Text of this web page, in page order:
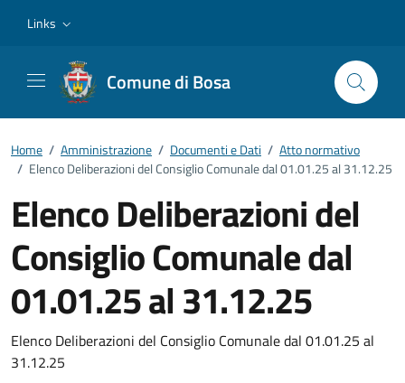
Links
Comune di Bosa
Home / Amministrazione / Documenti e Dati / Atto normativo
/ Elenco Deliberazioni del Consiglio Comunale dal 01.01.25 al 31.12.25
Elenco Deliberazioni del
Consiglio Comunale dal
01.01.25 al 31.12.25
Dettagli del documento
Elenco Deliberazioni del Consiglio Comunale dal 01.01.25 al
31.12.25